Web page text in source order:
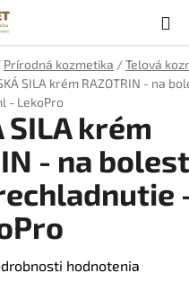
Prírodná kozmetika /Telová
SILA krém RAZOTRIN - na
- LekoPro
SILA krém
- na
hodnotenia